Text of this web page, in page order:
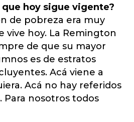
que hoy sigue vigente?
de pobreza era muy
vive hoy. La Remington
de que su mayor
es de estratos
Acá viene a
Acá no hay referidos
Para nosotros todos